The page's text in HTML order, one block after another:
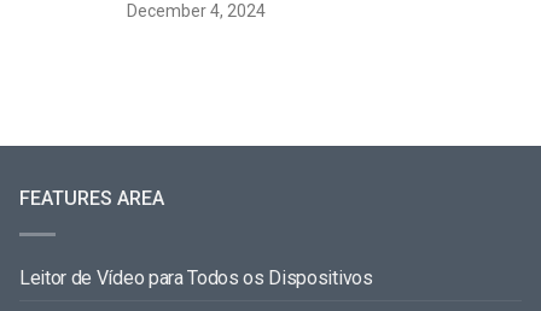
December 4, 2024
FEATURES AREA
Leitor de Vídeo para Todos os Dispositivos